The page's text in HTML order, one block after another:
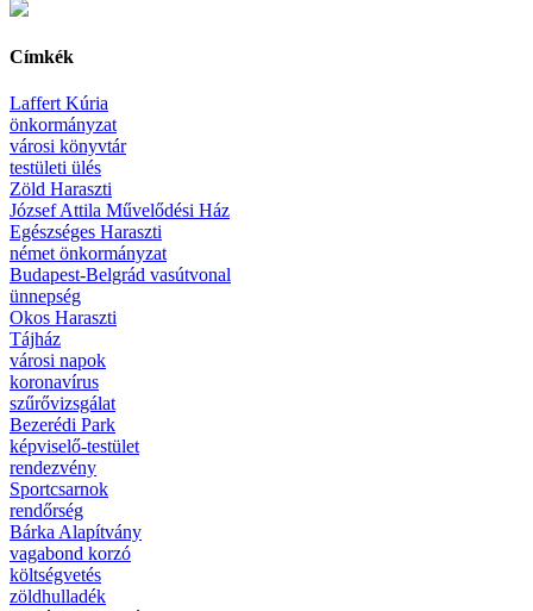
Címkék
Laffert Kúria
önkormányzat
városi könyvtár
testületi ülés
Zöld Haraszti
József Attila Művelődési Ház
Egészséges Haraszti
német önkormányzat
Budapest-Belgrád vasútvonal
ünnepség
Okos Haraszti
Tájház
városi napok
koronavírus
szűrővizsgálat
Bezerédi Park
képviselő-testület
rendezvény
Sportcsarnok
rendőrség
Bárka Alapítvány
vagabond korzó
költségvetés
zöldhulladék